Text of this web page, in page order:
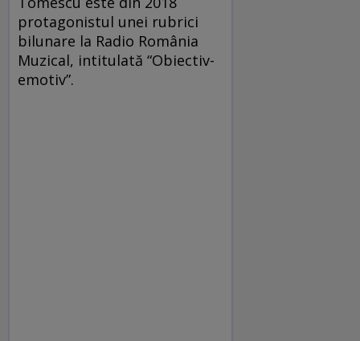
protagonistul unei rubrici
bilunare la Radio România
Muzical, intitulată “Obiectiv-
emotiv”.